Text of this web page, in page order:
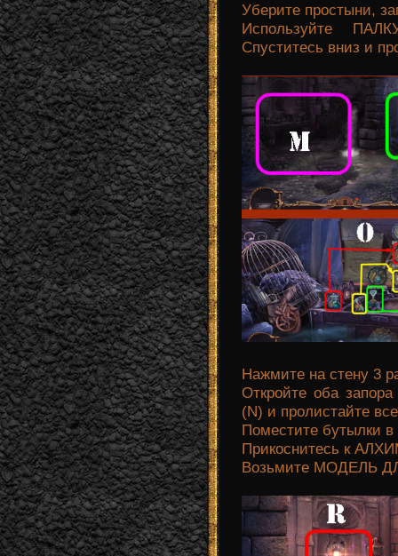
Уберите простыни,
Используйте
Спуститесь вниз и
Нажмите на стену 3
Откройте оба запора
(N) и пролистайте
Поместите бутылки
Прикоснитесь к
Возьмите МОДЕЛЬ